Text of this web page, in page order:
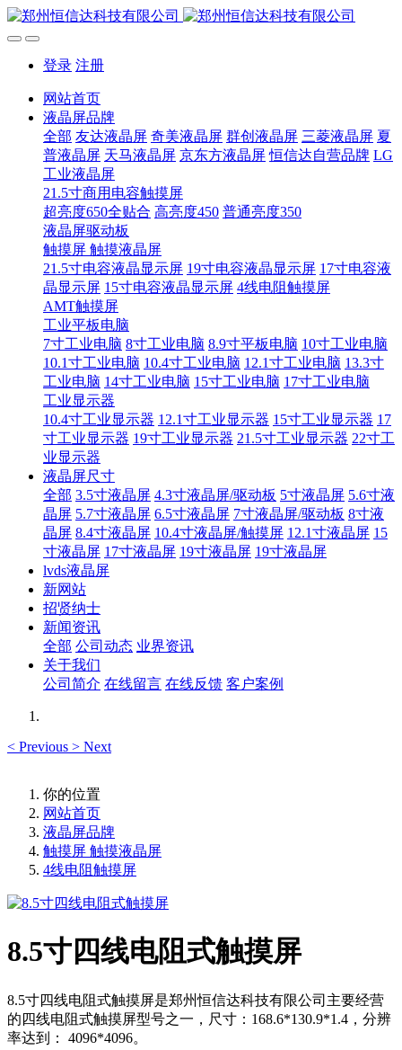
登录 注册
网站首页
液晶屏品牌
全部 友达液晶屏 奇美液晶屏 群创液晶屏 三菱液晶屏 夏
普液晶屏 天马液晶屏 京东方液晶屏 恒信达自营品牌 LG
工业液晶屏
21.5寸商用电容触摸屏
超亮度650全贴合 高亮度450 普通亮度350
液晶屏驱动板
触摸屏 触摸液晶屏
21.5寸电容液晶显示屏 19寸电容液晶显示屏 17寸电容液
晶显示屏 15寸电容液晶显示屏 4线电阻触摸屏
AMT触摸屏
工业平板电脑
7寸工业电脑 8寸工业电脑 8.9寸平板电脑 10寸工业电脑
10.1寸工业电脑 10.4寸工业电脑 12.1寸工业电脑 13.3寸
工业电脑 14寸工业电脑 15寸工业电脑 17寸工业电脑
工业显示器
10.4寸工业显示器 12.1寸工业显示器 15寸工业显示器 17
寸工业显示器 19寸工业显示器 21.5寸工业显示器 22寸工
业显示器
液晶屏尺寸
全部 3.5寸液晶屏 4.3寸液晶屏/驱动板 5寸液晶屏 5.6寸液
晶屏 5.7寸液晶屏 6.5寸液晶屏 7寸液晶屏/驱动板 8寸液
晶屏 8.4寸液晶屏 10.4寸液晶屏/触摸屏 12.1寸液晶屏 15
寸液晶屏 17寸液晶屏 19寸液晶屏 19寸液晶屏
lvds液晶屏
新网站
招贤纳士
新闻资讯
全部 公司动态 业界资讯
关于我们
公司简介 在线留言 在线反馈 客户案例
< Previous > Next
你的位置
网站首页
液晶屏品牌
触摸屏 触摸液晶屏
4线电阻触摸屏
8.5寸四线电阻式触摸屏
8.5寸四线电阻式触摸屏是郑州恒信达科技有限公司主要经营
的四线电阻式触摸屏型号之一，尺寸：168.6*130.9*1.4，分辨
率达到： 4096*4096。